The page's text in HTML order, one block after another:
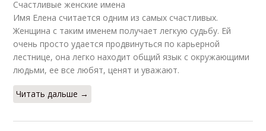
Счастливые женские имена
Имя Елена считается одним из самых счастливых.
Женщина с таким именем получает легкую судьбу. Ей
очень просто удается продвинуться по карьерной
лестнице, она легко находит общий язык с окружающими
людьми, ее все любят, ценят и уважают.
Читать дальше →